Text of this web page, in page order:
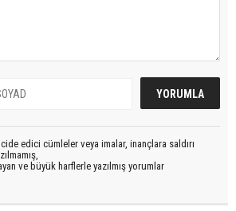
edici cümleler veya imalar, inançlara saldırı
ve büyük harflerle yazılmış yorumlar